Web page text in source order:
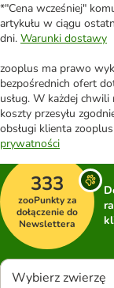
*"Cena wcześniej"
artykułu w ciągu
dni. Warunki dostawy
zooplus ma prawo
bezpośrednich ofert
usług. W każdej chwili
koszty przesyłu
obsługi klienta
prywatności
333
zooPunkty za
dołączenie do
Newslettera
Wybierz zwierzę